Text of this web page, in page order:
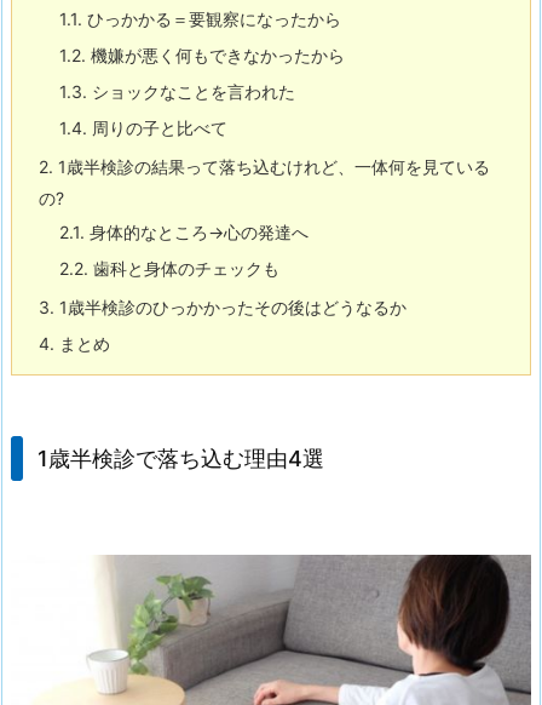
1.1. ひっかかる＝要観察になったから
1.2. 機嫌が悪く何もできなかったから
1.3. ショックなことを言われた
1.4. 周りの子と比べて
2. 1歳半検診の結果って落ち込むけれど、一体何を見ている
の?
2.1. 身体的なところ→心の発達へ
2.2. 歯科と身体のチェックも
3. 1歳半検診のひっかかったその後はどうなるか
4. まとめ
1歳半検診で落ち込む理由4選